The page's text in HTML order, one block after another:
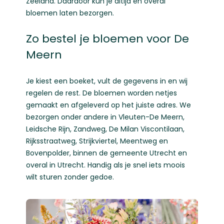
bloemen laten bezorgen.
Zo bestel je bloemen voor De
Meern
Je kiest een boeket, vult de gegevens in en wij
regelen de rest. De bloemen worden netjes
gemaakt en afgeleverd op het juiste adres. We
bezorgen onder andere in Vleuten-De Meern,
Leidsche Rijn, Zandweg, De Milan Viscontilaan,
Rijksstraatweg, Strijkviertel, Meentweg en
Bovenpolder, binnen de gemeente Utrecht en
overal in Utrecht. Handig als je snel iets moois
wilt sturen zonder gedoe.